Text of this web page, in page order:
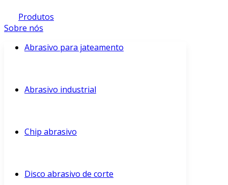
Produtos
Sobre nós
Abrasivo para jateamento
Abrasivo industrial
Chip abrasivo
Disco abrasivo de corte